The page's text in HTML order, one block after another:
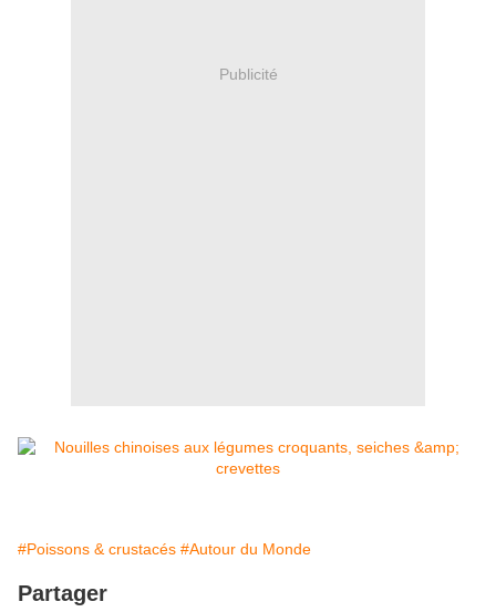
Publicité
#Poissons & crustacés #Autour du Monde
Partager